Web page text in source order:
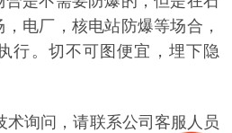
电厂，核电站防爆等场合，
行。切不可图便宜，埋下隐
询问，请联系公司客服人员